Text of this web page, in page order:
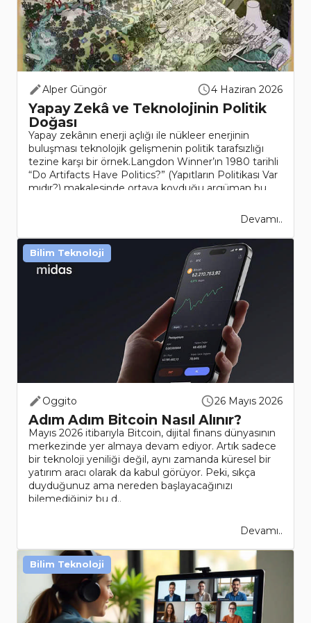
Alper Güngör 4 Haziran 2026
Yapay Zekâ ve Teknolojinin Politik
Doğası
Yapay zekânın enerji açlığı ile nükleer enerjinin
buluşması teknolojik gelişmenin politik tarafsızlığı
tezine karşı bir örnek.Langdon Winner’ın 1980 tarihli
“Do Artifacts Have Politics?” (Yapıtların Politikası Var
mıdır?) makalesinde ortaya koyduğu argüman bu..
Devamı..
Oggito 26 Mayıs 2026
Adım Adım Bitcoin Nasıl Alınır?
Mayıs 2026 itibarıyla Bitcoin, dijital finans dünyasının
merkezinde yer almaya devam ediyor. Artık sadece
bir teknoloji yeniliği değil, aynı zamanda küresel bir
yatırım aracı olarak da kabul görüyor. Peki, sıkça
duyduğunuz ama nereden başlayacağınızı
bilemediğiniz bu d..
Devamı..
Bilim Teknoloji
Bilim Teknoloji